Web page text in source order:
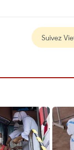
Suivez